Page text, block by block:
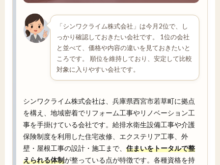
「シンワクライム株式会社」は今月2位で、し
っかり確認しておきたい会社です。 1位の会社
と並べて、価格や内容の違いを見ておきたいと
ころです。 順位を維持しており、安定して比較
対象に入りやすい会社です。
シンワクライム株式会社は、兵庫県西宮市若草町に拠点
を構え、地域密着でリフォーム工事やリノベーション工
事を手掛けている会社です。給排水衛生設備工事や介護
保険制度を利用した住宅改修、エクステリア工事、外
壁・屋根工事の設計・施工まで、 住まいをトータルで整
えられる体制が整っている点が特徴です。各種資格を持